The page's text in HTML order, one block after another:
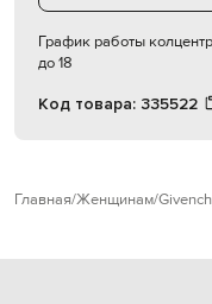
График работы
до 18
Код товара: 335522
Главная Женщинам